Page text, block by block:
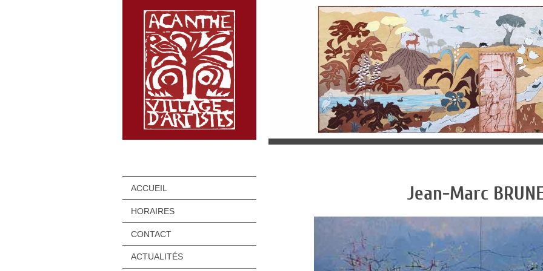
ACCUEIL
HORAIRES
CONTACT
ACTUALITÉS
Jean-Marc